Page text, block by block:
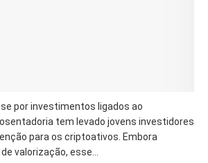
por investimentos ligados ao
tem levado jovens investidores
para os criptoativos. Embora
valorização, esse...